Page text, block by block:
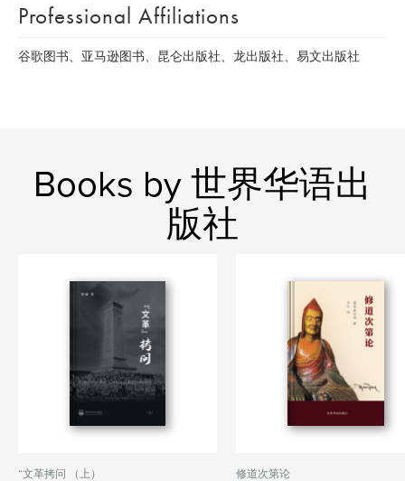
Professional Affiliations
谷歌图书、亚马逊图书、昆仑出版社、龙出版社、易文出版社
Books by 世界华语出
版社
“文革拷问 （上） 修道次第论